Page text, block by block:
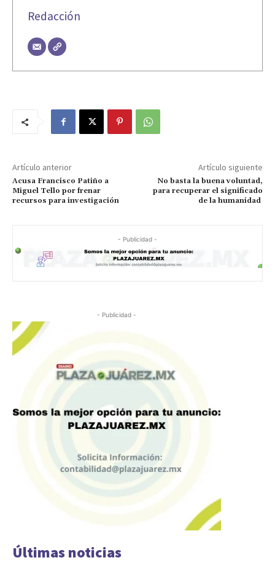
Redacción
Artículo anterior
Acusa Francisco Patiño a
Miguel Tello por frenar
recursos para investigación
Artículo siguiente
No basta la buena voluntad,
para recuperar el significado
de la humanidad
- Publicidad -
- Publicidad -
Últimas noticias